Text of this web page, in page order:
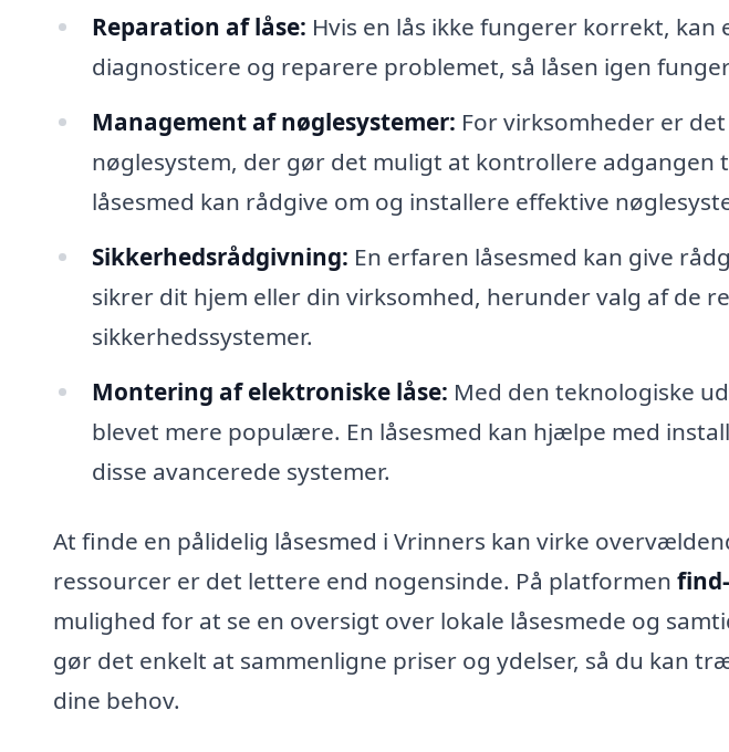
Reparation af låse: Hvis en lås ikke fungerer korrekt, kan
diagnosticere og reparere problemet, så låsen igen
Management af nøglesystemer: For virksomheder er
nøglesystem, der gør det muligt at kontrollere adgangen
låsesmed kan rådgive om og installere effektive
Sikkerhedsrådgivning: En erfaren låsesmed kan give
sikrer dit hjem eller din virksomhed, herunder valg af de
sikkerhedssystemer.
Montering af elektroniske låse: Med den teknologiske
blevet mere populære. En låsesmed kan hjælpe med
disse avancerede systemer.
At finde en pålidelig låsesmed i Vrinners kan virke
ressourcer er det lettere end nogensinde. På platformen
mulighed for at se en oversigt over lokale låsesmede og
gør det enkelt at sammenligne priser og ydelser, så du kan
dine behov.